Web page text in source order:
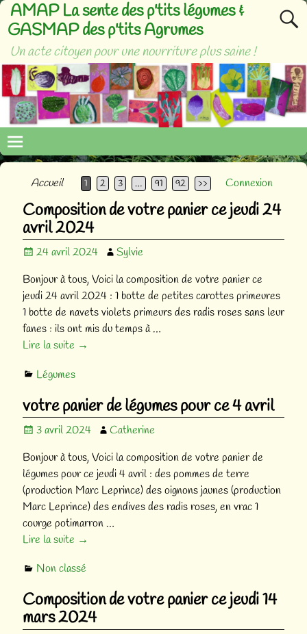
AMAP La sente des p'tits légumes &
GASMAP des p'tits Agrumes
Un acte citoyen pour une nourriture plus saine !
Accueil 1 2 3 … 91 92 >> Connexion
Composition de votre panier ce jeudi 24
avril 2024
24 avril 2024
Sylvie
Bonjour à tous, Voici la composition de votre panier ce
jeudi 24 avril 2024 : 1 botte de petites carottes primeures
1 botte de navets violets primeurs des radis roses sans leur
fanes : ils ont mis du temps à…
Lire la suite →
Légumes
votre panier de légumes pour ce 4 avril
3 avril 2024
Catherine
Bonjour à tous, Voici la composition de votre panier de
légumes pour ce jeudi 4 avril : des pommes de terre
(production Marc Leprince) des oignons jaunes (production
Marc Leprince) des endives des radis roses, en vrac 1
courge potimarron…
Lire la suite →
Non classé
Composition de votre panier ce jeudi 14
mars 2024